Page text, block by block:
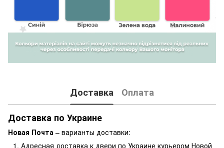
Доставка
Оплата
Доставка по Украине
Новая Почта – варианты доставки:
Адресная доставка к двери по Украине курьером Новой